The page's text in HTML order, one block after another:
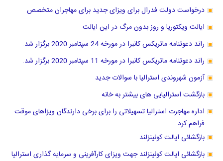
درخواست دولت فدرال برای ویزای جدید برای مهاجران متخصص
ایالت ویکتوریا و روز بدون مرگ در این ایالت
راند دعوتنامه ماتریکس کانبرا در مورخه 24 سپتامبر 2020 برگزار شد.
راند دعوتنامه ماتریکس کانبرا در مورخه 11 سپتامبر 2020 برگزار شد.
آزمون شهروندی استرالیا با سوالات جدید
بازگشت استرالیایی های بیشتر به خانه
اداره مهاجرت استرالیا تسهیلاتی را برای برخی دارندگان ویزاهای موقت
فراهم کرد
بازگشائی ایالت کوئینزلند
بازگشائی ایالت کوئینزلند جهت ویزای کارآفرینی و سرمایه گذاری استرالیا